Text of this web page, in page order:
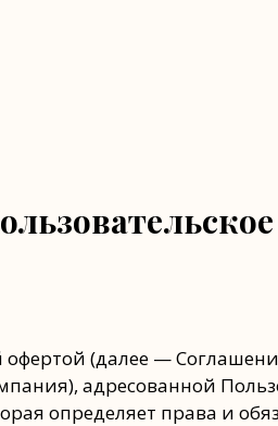
офертой (далее —
адресованной
определяет права и